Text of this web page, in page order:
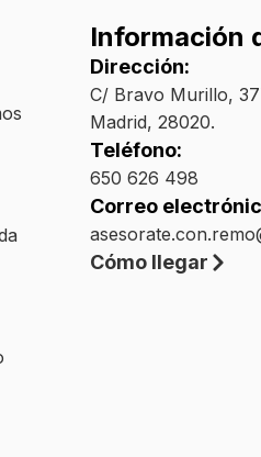
Información
Dirección:
C/ Bravo Murillo,
Madrid, 28020.
Teléfono:
650 626 498
Correo
Cómo llegar